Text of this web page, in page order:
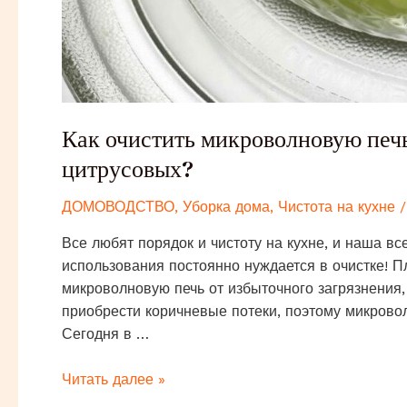
Как очистить микроволновую
цитрусовых?
ДОМОВОДСТВО, Уборка дома, Чистота на кухне
Все любят порядок и чистоту на кухне, и наша
использования постоянно нуждается в
микроволновую печь от избыточного
приобрести коричневые потеки, поэтому
Сегодня в …
Как
Читать далее »